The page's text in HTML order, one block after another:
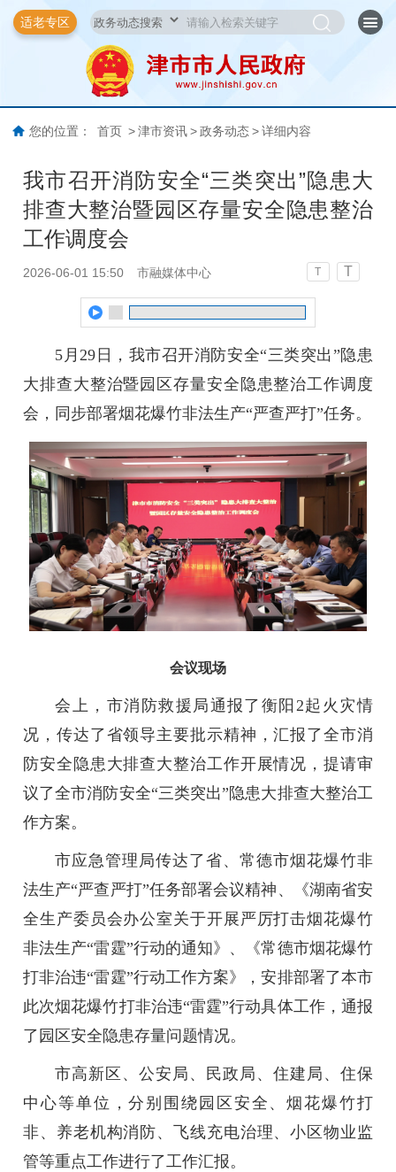
适老专区
您的位置： 首页 > 津市资讯 > 政务动态 > 详细内容
我市召开消防安全“三类突出”隐患大
排查大整治暨园区存量安全隐患整治
工作调度会
2026-06-01 15:50 市融媒体中心 T T
5月29日，我市召开消防安全“三类突出”隐患
大排查大整治暨园区存量安全隐患整治工作调度
会，同步部署烟花爆竹非法生产“严查严打”任务。
会议现场
会上，市消防救援局通报了衡阳2起火灾情
况，传达了省领导主要批示精神，汇报了全市消
防安全隐患大排查大整治工作开展情况，提请审
议了全市消防安全“三类突出”隐患大排查大整治工
作方案。
市应急管理局传达了省、常德市烟花爆竹非
法生产“严查严打”任务部署会议精神、《湖南省安
全生产委员会办公室关于开展严厉打击烟花爆竹
非法生产“雷霆”行动的通知》、《常德市烟花爆竹
打非治违“雷霆”行动工作方案》，安排部署了本市
此次烟花爆竹打非治违“雷霆”行动具体工作，通报
了园区安全隐患存量问题情况。
市高新区、公安局、民政局、住建局、住保
中心等单位，分别围绕园区安全、烟花爆竹打
非、养老机构消防、飞线充电治理、小区物业监
管等重点工作进行了工作汇报。